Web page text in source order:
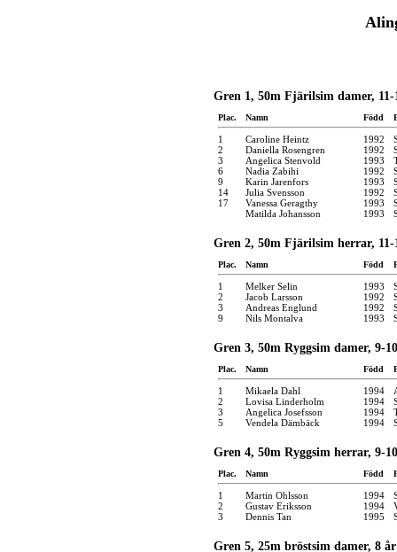
Gren 1, 50m Fjärilsim damer, 11-
Plac. Namn Född
1 Caroline Heintz 1992
2
Daniella Rosengren 1992
3
Angelica Stenvold 1993
6
Nadia Zabihi 1992
9
Karin Jarenfors 1993
14
Julia Svensson 1992
17
Vanessa Geragthy 1993
Matilda Johansson
1993
Gren 2, 50m Fjärilsim herrar, 11-
Plac. Namn Född
1 Melker Selin 1993
2
Jacob Larsson 1992
3
Andreas Englund 1992
9
Nils Montalva 1993
Gren 3, 50m Ryggsim damer, 9-
Plac. Namn Född
1 Mikaela Dahl 1994
2
Lovisa Linderholm 1994
3
Angelica Josefsson 1994
5
Vendela Dämbäck 1994
Gren 4, 50m Ryggsim herrar, 9-
Plac. Namn Född
1 Martin Ohlsson 1994
2
Gustav Eriksson 1994
3
Dennis Tan 1995
Gren 5, 25m bröstsim damer, 8